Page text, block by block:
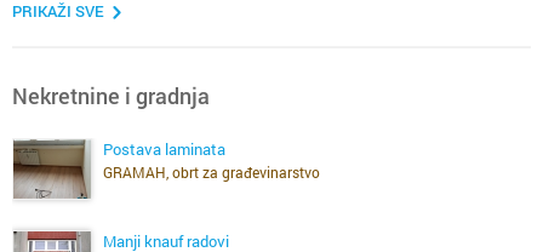
PRIKAŽI SVE
Nekretnine i gradnja
Postava laminata
GRAMAH, obrt za građevinarstvo
Manji knauf radovi